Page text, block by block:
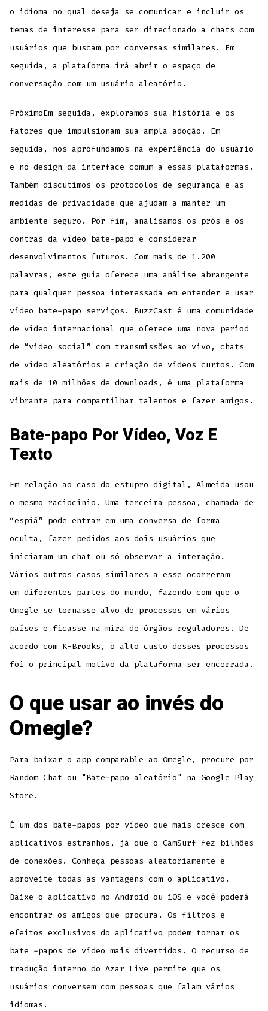
o idioma no qual deseja se comunicar e incluir os
temas de interesse para ser direcionado a chats com
usuários que buscam por conversas similares. Em
seguida, a plataforma irá abrir o espaço de
conversação com um usuário aleatório.
PróximoEm seguida, exploramos sua história e os
fatores que impulsionam sua ampla adoção. Em
seguida, nos aprofundamos na experiência do usuário
e no design da interface comum a essas plataformas.
Também discutimos os protocolos de segurança e as
medidas de privacidade que ajudam a manter um
ambiente seguro. Por fim, analisamos os prós e os
contras da vídeo bate-papo e considerar
desenvolvimentos futuros. Com mais de 1.200
palavras, este guia oferece uma análise abrangente
para qualquer pessoa interessada em entender e usar
vídeo bate-papo serviços. BuzzCast é uma comunidade
de vídeo internacional que oferece uma nova period
de “video social” com transmissões ao vivo, chats
de vídeo aleatórios e criação de vídeos curtos. Com
mais de 10 milhões de downloads, é uma plataforma
vibrante para compartilhar talentos e fazer amigos.
Bate-papo Por Vídeo, Voz E
Texto
Em relação ao caso do estupro digital, Almeida usou
o mesmo raciocínio. Uma terceira pessoa, chamada de
“espiã” pode entrar em uma conversa de forma
oculta, fazer pedidos aos dois usuários que
iniciaram um chat ou só observar a interação.
Vários outros casos similares a esse ocorreram
em diferentes partes do mundo, fazendo com que o
Omegle se tornasse alvo de processos em vários
países e ficasse na mira de órgãos reguladores. De
acordo com K-Brooks, o alto custo desses processos
foi o principal motivo da plataforma ser encerrada.
O que usar ao invés do
Omegle?
Para baixar o app comparable ao Omegle, procure por
Random Chat ou "Bate-papo aleatório" na Google Play
Store.
É um dos bate-papos por vídeo que mais cresce com
aplicativos estranhos, já que o CamSurf fez bilhões
de conexões. Conheça pessoas aleatoriamente e
aproveite todas as vantagens com o aplicativo.
Baixe o aplicativo no Android ou iOS e você poderá
encontrar os amigos que procura. Os filtros e
efeitos exclusivos do aplicativo podem tornar os
bate -papos de vídeo mais divertidos. O recurso de
tradução interno do Azar Live permite que os
usuários conversem com pessoas que falam vários
idiomas.